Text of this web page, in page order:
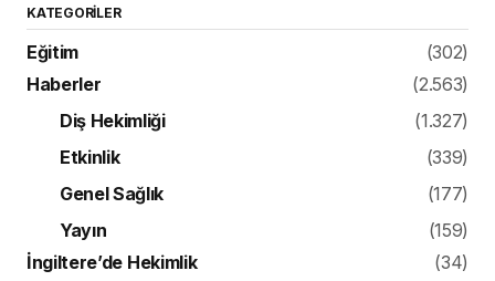
KATEGORILER
Eğitim
(302)
Haberler
(2.563)
Diş Hekimliği
(1.327)
Etkinlik
(339)
Genel Sağlık
(177)
Yayın
(159)
İngiltere’de Hekimlik
(34)